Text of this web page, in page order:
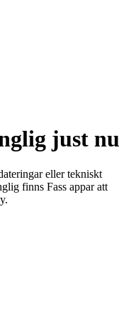
just nu
eller tekniskt
finns Fass appar att